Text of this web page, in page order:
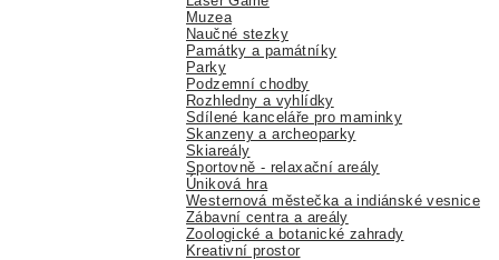
Muzea
Naučné stezky
Památky a památníky
Parky
Podzemní chodby
Rozhledny a vyhlídky
Sdílené kanceláře pro maminky
Skanzeny a archeoparky
Skiareály
Sportovně - relaxační areály
Úniková hra
Westernová městečka a indiánské vesnice
Zábavní centra a areály
Zoologické a botanické zahrady
Kreativní prostor